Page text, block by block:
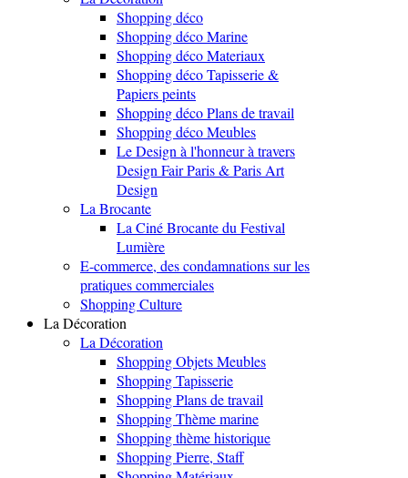
Shopping déco
Shopping déco Marine
Shopping déco Materiaux
Shopping déco Tapisserie &
Papiers peints
Shopping déco Plans de travail
Shopping déco Meubles
Le Design à l'honneur à travers
Design Fair Paris & Paris Art
Design
La Brocante
La Ciné Brocante du Festival
Lumière
E-commerce, des condamnations sur les
pratiques commerciales
Shopping Culture
La Décoration
La Décoration
Shopping Objets Meubles
Shopping Tapisserie
Shopping Plans de travail
Shopping Thème marine
Shopping thème historique
Shopping Pierre, Staff